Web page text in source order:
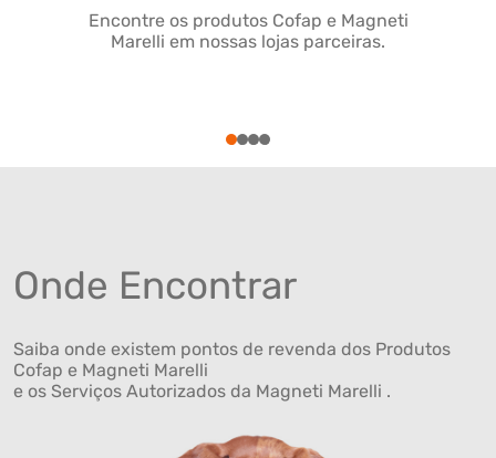
Encontre os produtos Cofap e Magneti
Marelli em nossas lojas parceiras.
1234
Onde Encontrar
Saiba onde existem pontos de revenda dos Produtos
Cofap e Magneti Marelli
e os Serviços Autorizados da Magneti Marelli .